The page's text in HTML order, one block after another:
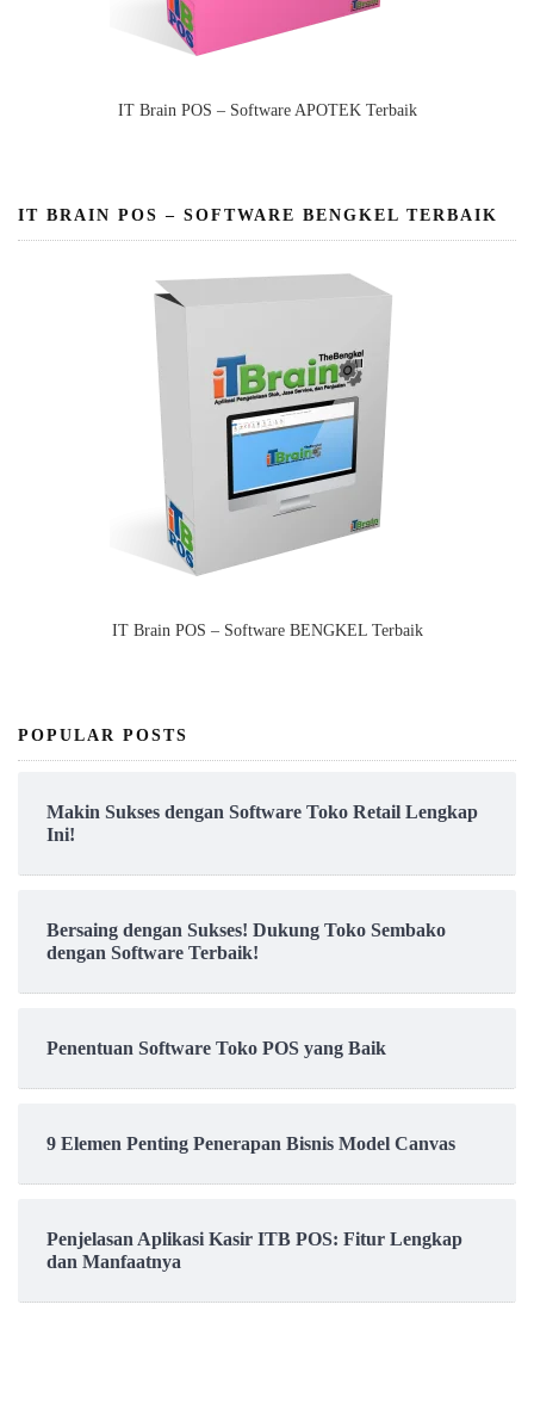
IT Brain POS – Software APOTEK Terbaik
IT BRAIN POS – SOFTWARE BENGKEL TERBAIK
IT Brain POS – Software BENGKEL Terbaik
POPULAR POSTS
Makin Sukses dengan Software Toko Retail Lengkap
Ini!
Bersaing dengan Sukses! Dukung Toko Sembako
dengan Software Terbaik!
Penentuan Software Toko POS yang Baik
9 Elemen Penting Penerapan Bisnis Model Canvas
Penjelasan Aplikasi Kasir ITB POS: Fitur Lengkap
dan Manfaatnya